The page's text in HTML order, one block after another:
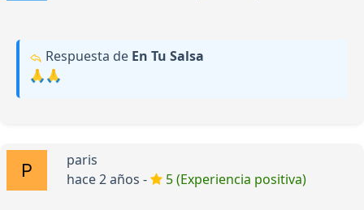
Respuesta de En Tu Salsa
🙏🙏
paris
hace 2 años -
5 (Experiencia positiva)